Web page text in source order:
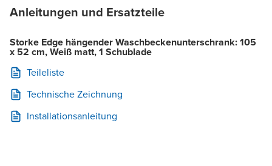
Anleitungen und Ersatzteile
Storke Edge hängender Waschbeckenunterschrank: 105
x 52 cm, Weiß matt, 1 Schublade
Teileliste
Technische Zeichnung
Installationsanleitung